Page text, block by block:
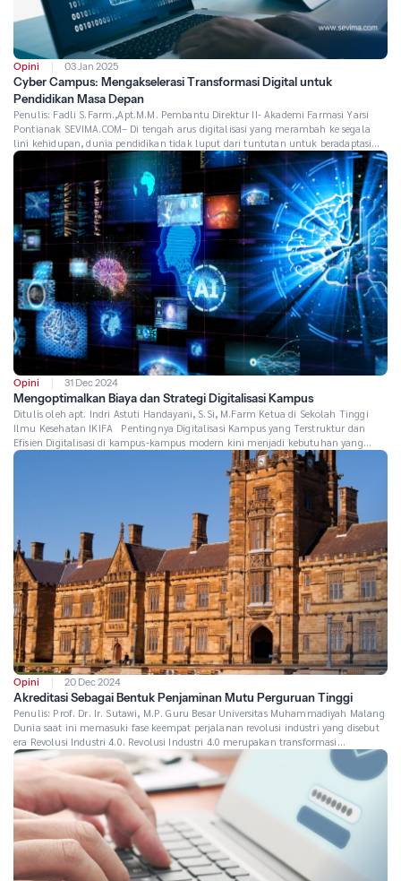
Opini 03 Jan 2025
Cyber Campus: Mengakselerasi Transformasi Digital untuk
Pendidikan Masa Depan
Penulis: Fadli S.Farm.,Apt.M.M. Pembantu Direktur II- Akademi Farmasi Yarsi
Pontianak SEVIMA.COM– Di tengah arus digitalisasi yang merambah ke segala
lini kehidupan, dunia pendidikan tidak luput dari tuntutan untuk beradaptasi
dan bertransformasi. Salah satu inovasi paling signifikan adalah konsep cyber
campus, sebuah ekosistem pendidikan berbasis teknologi digital yang
menghubungkan pelajar, pengajar, serta sumber daya pendidikan melalui […]
Opini 31 Dec 2024
Mengoptimalkan Biaya dan Strategi Digitalisasi Kampus
Ditulis oleh apt. Indri Astuti Handayani, S.Si, M.Farm Ketua di Sekolah Tinggi
Ilmu Kesehatan IKIFA Pentingnya Digitalisasi Kampus yang Terstruktur dan
Efisien Digitalisasi di kampus-kampus modern kini menjadi kebutuhan yang
semakin mendesak. Transformasi digital tidak hanya sekadar mengadopsi
teknologi, tetapi juga menyelaraskannya dengan misi dan tujuan institusi
pendidikan tinggi. Kampus yang menerapkan digitalisasi secara […]
Opini 20 Dec 2024
Akreditasi Sebagai Bentuk Penjaminan Mutu Perguruan Tinggi
Penulis: Prof. Dr. Ir. Sutawi, M.P. Guru Besar Universitas Muhammadiyah Malang
Dunia saat ini memasuki fase keempat perjalanan revolusi industri yang disebut
era Revolusi Industri 4.0. Revolusi Industri 4.0 merupakan transformasi
komprehensif dari keseluruhan aspek produksi di industri melalui penggabungan
teknologi digital dan internet dengan industri konvensional. Dalam menghadapi
disrupsi kehidupan pada era Revolusi Industri 4.0 ini […]